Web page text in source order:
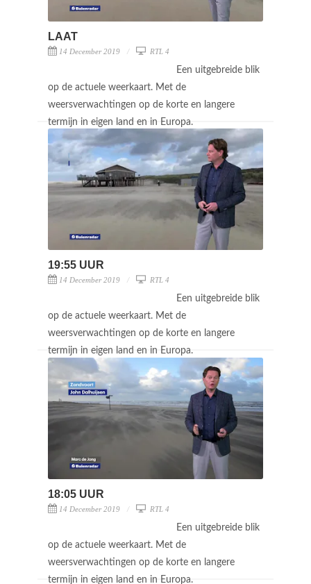
LAAT
14 December 2019 RTL 4
Een uitgebreide blik
op de actuele weerkaart. Met de
weersverwachtingen op de korte en langere
termijn in eigen land en in Europa.
19:55 UUR
14 December 2019 RTL 4
Een uitgebreide blik
op de actuele weerkaart. Met de
weersverwachtingen op de korte en langere
termijn in eigen land en in Europa.
18:05 UUR
14 December 2019 RTL 4
Een uitgebreide blik
op de actuele weerkaart. Met de
weersverwachtingen op de korte en langere
termijn in eigen land en in Europa.